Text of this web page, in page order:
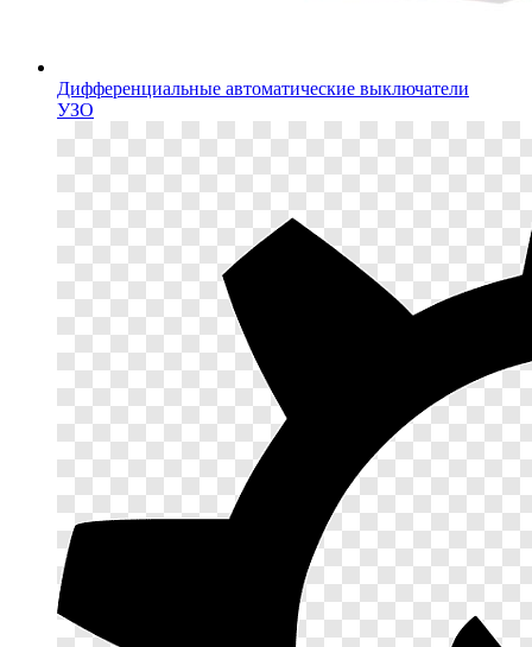
Дифференциальные автоматические выключатели
УЗО